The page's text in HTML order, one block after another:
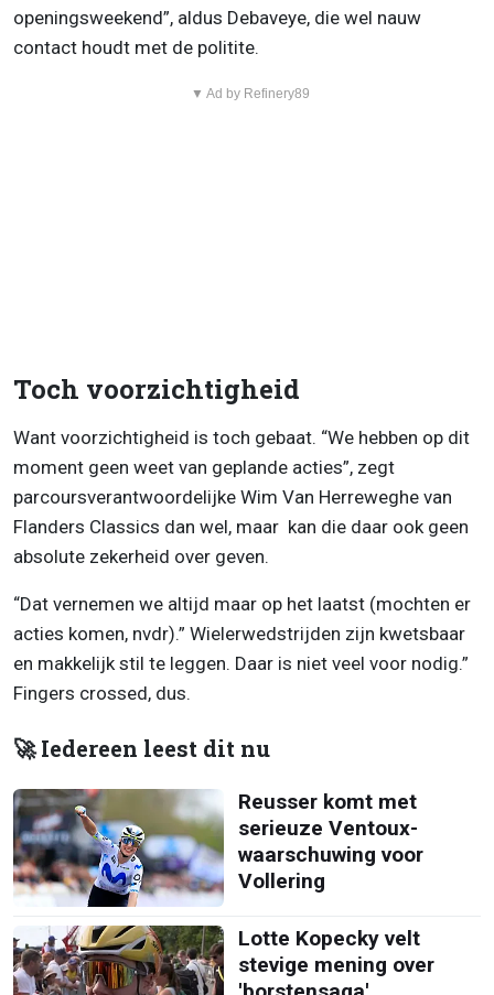
openingsweekend”, aldus Debaveye, die wel nauw
contact houdt met de politite.
▼ Ad by Refinery89
Toch voorzichtigheid
Want voorzichtigheid is toch gebaat. “We hebben op dit
moment geen weet van geplande acties”, zegt
parcoursverantwoordelijke Wim Van Herreweghe van
Flanders Classics dan wel, maar kan die daar ook geen
absolute zekerheid over geven.
“Dat vernemen we altijd maar op het laatst (mochten er
acties komen, nvdr).” Wielerwedstrijden zijn kwetsbaar
en makkelijk stil te leggen. Daar is niet veel voor nodig.”
Fingers crossed, dus.
🚀 Iedereen leest dit nu
Reusser komt met
serieuze Ventoux-
waarschuwing voor
Vollering
Lotte Kopecky velt
stevige mening over